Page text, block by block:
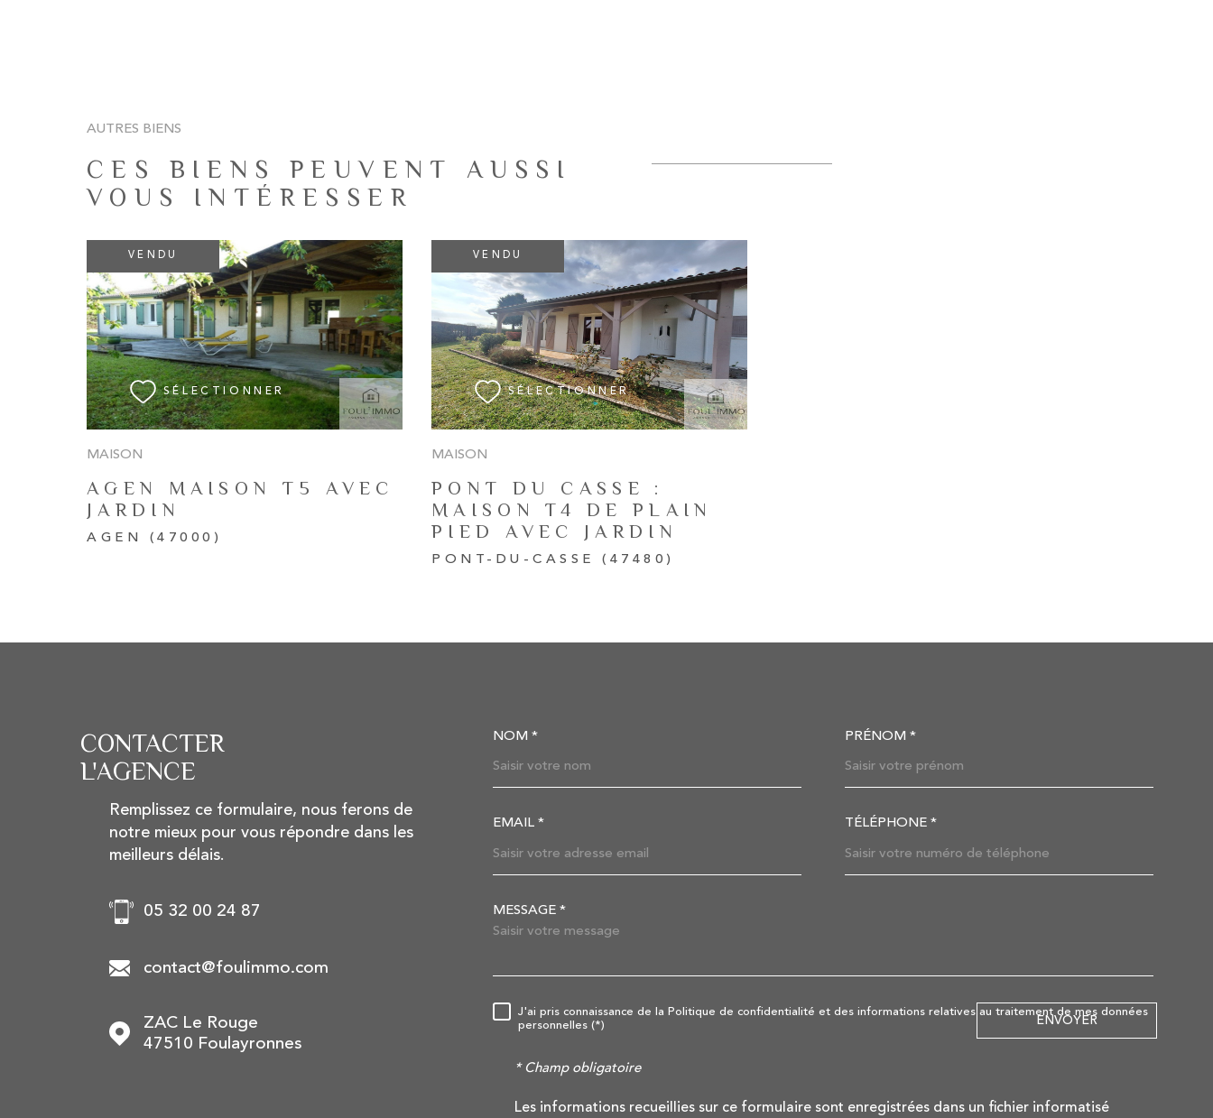
AUTRES BIENS
CES BIENS PEUVENT AUSSI
VOUS INTÉRESSER
MAISON
AGEN MAISON T5 AVEC
JARDIN
AGEN (47000)
VENDU
SÉLECTIONNER
VOIR LE BIEN
MAISON
PONT DU CASSE :
MAISON T4 DE PLAIN
PIED AVEC JARDIN
PONT-DU-CASSE (47480)
VENDU
SÉLECTIONNER
VOIR LE BIEN
CONTACTER
L'AGENCE
Remplissez ce formulaire, nous ferons de
notre mieux pour vous répondre dans les
meilleurs délais.
05 32 00 24 87
contact@foulimmo.com
ZAC Le Rouge
47510
Foulayronnes
TRAD_MELTEM_VOSCOORDONNEES
NOM * PRÉNOM *
EMAIL * TÉLÉPHONE *
TRAD_MELTEM_VOREDEMANDE
MESSAGE *
RÈGLEMENTATION
J'ai pris connaissance de la Politique de confidentialité et des informations relatives au traitement de mes données
personnelles (*)
* Champ obligatoire
ENVOYER
Les informations recueillies sur ce formulaire sont enregistrées dans un fichier informatisé